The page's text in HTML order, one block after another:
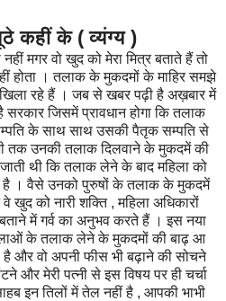
( व्यंग्य )
मगर वो खुद को मेरा मित्र बताते हैं तो
होता । तलाक के मुकदमों के माहिर समझे
रहे हैं । जब से खबर पढ़ी है अख़बार में
जिसमें प्रावधान होगा कि तलाक
के साथ साथ उसकी पैतृक सम्पति से
तक उनकी तलाक दिलवाने के मुकदमें की
थी कि तलाक लेने के बाद महिला को
है । वैसे उनको पुरुषों के तलाक के मुकदमें
खुद को नारी शक्ति , महिला अधिकारों
में गर्व का अनुभव करते हैं । इस नया
के तलाक लेने के मुकदमों की बाढ़ आ
और वो अपनी फीस भी बढ़ाने की सोचने
और मेरी पत्नी से इस विषय पर ही चर्चा
इन तिलों में तेल नहीं है , आपकी भाभी